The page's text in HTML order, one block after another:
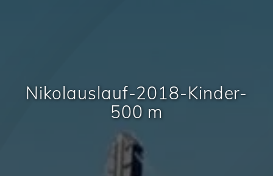
Nikolauslauf-2018-Kinder-
500 m